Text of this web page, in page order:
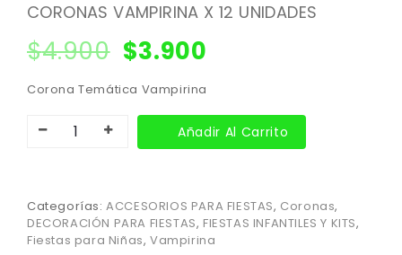
CORONAS VAMPIRINA X 12 UNIDADES
$4.900 $3.900
Corona Temática Vampirina
Añadir Al Carrito
Categorías:ACCESORIOS PARA FIESTAS, Coronas,
DECORACIÓN PARA FIESTAS, FIESTAS INFANTILES Y KITS,
Fiestas para Niñas,Vampirina